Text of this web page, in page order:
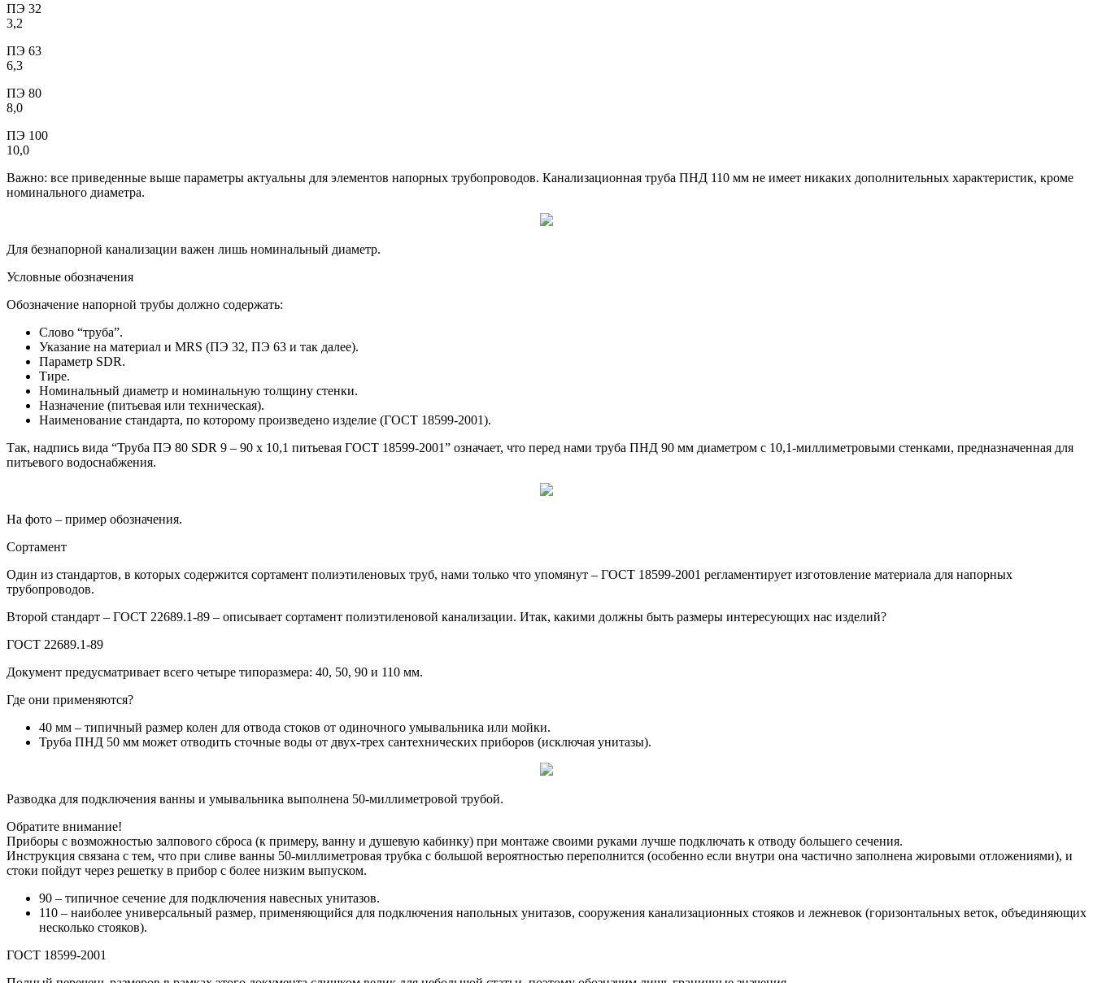
ПЭ 32
3,2
ПЭ 63
6,3
ПЭ 80
8,0
ПЭ 100
10,0
Важно: все приведенные выше параметры актуальны для элементов напорных трубопроводов. Канализационная труба ПНД 110 мм не имеет никаких дополнительных характеристик, кроме
номинального диаметра.
Для безнапорной канализации важен лишь номинальный диаметр.
Условные обозначения
Обозначение напорной трубы должно содержать:
Слово “труба”.
Указание на материал и MRS (ПЭ 32, ПЭ 63 и так далее).
Параметр SDR.
Тире.
Номинальный диаметр и номинальную толщину стенки.
Назначение (питьевая или техническая).
Наименование стандарта, по которому произведено изделие (ГОСТ 18599-2001).
Так, надпись вида “Труба ПЭ 80 SDR 9 – 90 х 10,1 питьевая ГОСТ 18599-2001” означает, что перед нами труба ПНД 90 мм диаметром с 10,1-миллиметровыми стенками, предназначенная для
питьевого водоснабжения.
На фото – пример обозначения.
Сортамент
Один из стандартов, в которых содержится сортамент полиэтиленовых труб, нами только что упомянут – ГОСТ 18599-2001 регламентирует изготовление материала для напорных
трубопроводов.
Второй стандарт – ГОСТ 22689.1-89 – описывает сортамент полиэтиленовой канализации. Итак, какими должны быть размеры интересующих нас изделий?
ГОСТ 22689.1-89
Документ предусматривает всего четыре типоразмера: 40, 50, 90 и 110 мм.
Где они применяются?
40 мм – типичный размер колен для отвода стоков от одиночного умывальника или мойки.
Труба ПНД 50 мм может отводить сточные воды от двух-трех сантехнических приборов (исключая унитазы).
Разводка для подключения ванны и умывальника выполнена 50-миллиметровой трубой.
Обратите внимание!
Приборы с возможностью залпового сброса (к примеру, ванну и душевую кабинку) при монтаже своими руками лучше подключать к отводу большего сечения.
Инструкция связана с тем, что при сливе ванны 50-миллиметровая трубка с большой вероятностью переполнится (особенно если внутри она частично заполнена жировыми отложениями), и
стоки пойдут через решетку в прибор с более низким выпуском.
90 – типичное сечение для подключения навесных унитазов.
110 – наиболее универсальный размер, применяющийся для подключения напольных унитазов, сооружения канализационных стояков и лежневок (горизонтальных веток, объединяющих
несколько стояков).
ГОСТ 18599-2001